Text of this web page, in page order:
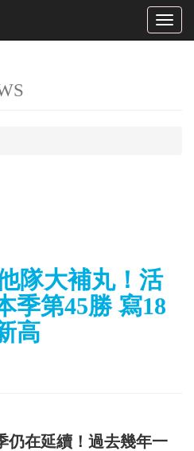
Toggle
隊大補丸！活
季第45勝 寫18
高
仍在延續！過去幾年一